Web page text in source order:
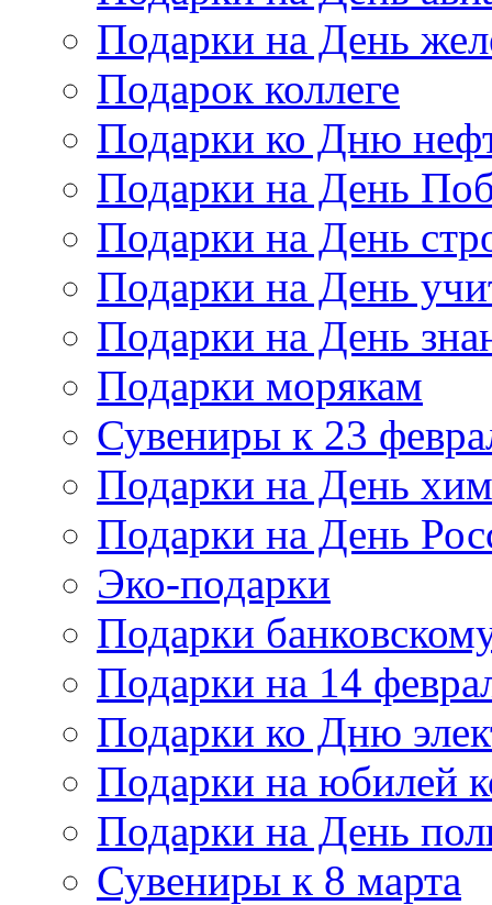
Подарки на День
Подарок коллеге
Подарки ко Дню
Подарки на День
Подарки на День
Подарки на День
Подарки на День
Подарки морякам
Сувениры к 23
Подарки на День
Подарки на День
Эко-подарки
Подарки
Подарки на 14
Подарки ко Дню
Подарки на юбилей
Подарки на День
Сувениры к 8 марта